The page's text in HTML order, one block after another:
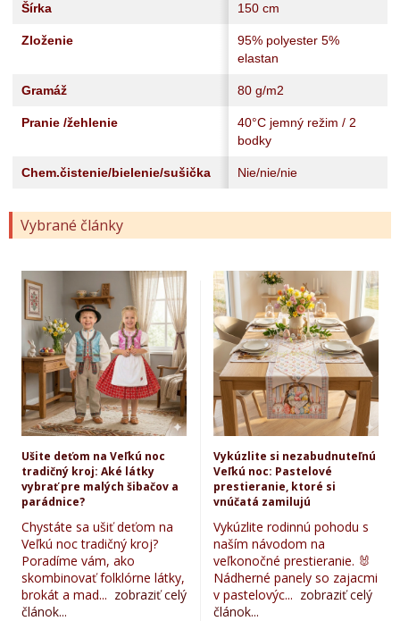
Šírka 150 cm
Zloženie
95% polyester 5%
elastan
Gramáž 80 g/m2
Pranie /žehlenie
40°C jemný režim / 2
bodky
Chem.čistenie/bielenie/sušička Nie/nie/nie
Vybrané články
Ušite deťom na Veľkú noc
tradičný kroj: Aké látky
vybrať pre malých šibačov a
parádnice?
Chystáte sa ušiť deťom na
Veľkú noc tradičný kroj?
Poradíme vám, ako
skombinovať folklórne látky,
brokát a mad... zobraziť celý
článok...
Vykúzlite si nezabudnuteľnú
Veľkú noc: Pastelové
prestieranie, ktoré si
vnúčatá zamilujú
Vykúzlite rodinnú pohodu s
naším návodom na
veľkonočné prestieranie. 🐰
Nádherné panely so zajacmi
v pastelovýc... zobraziť celý
článok...